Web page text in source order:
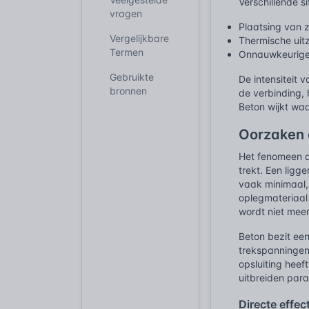
vragen
Vergelijkbare
Termen
Gebruikte
bronnen
Plaatsing van
Thermische
De intensiteit
de verbinding,
Beton wijkt
Het fenomeen
trekt. Een
vaak
wordt niet
Beton bezit
opsluiting
uitbreiden
Directe